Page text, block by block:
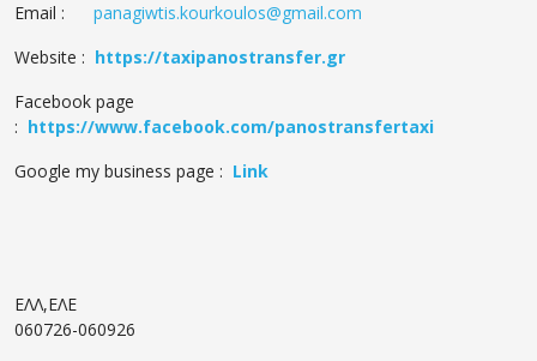
Email : panagiwtis.kourkoulos@gmail.com
Website : https://taxipanostransfer.gr
Facebook page
: https://www.facebook.com/panostransfertaxi
Google my business page : Link
ΕΛΛ,EΛΕ
060726-060926